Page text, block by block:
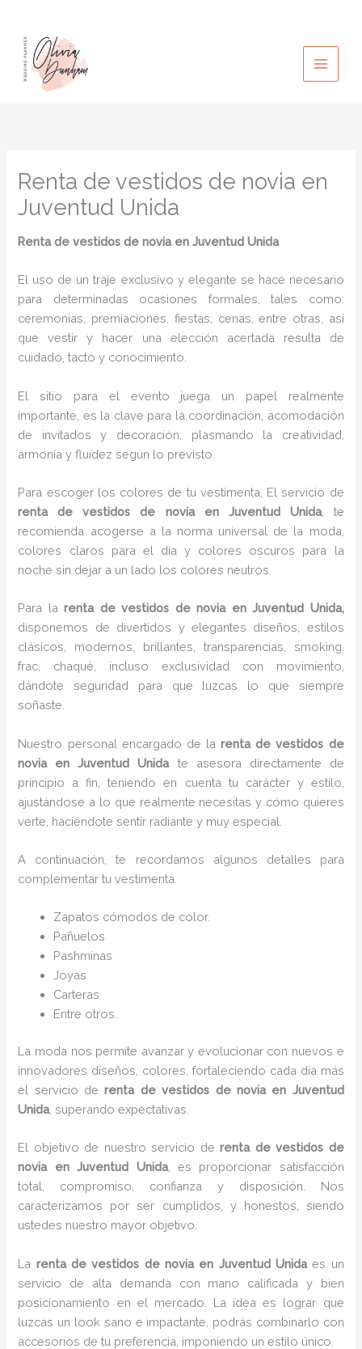
contenido
Renta de vestidos de novia en
Juventud Unida
Renta de vestidos de novia en Juventud Unida
El uso de un traje exclusivo y elegante se hace necesario
para determinadas ocasiones formales, tales como:
ceremonias, premiaciones, fiestas, cenas, entre otras, así
que vestir y hacer una elección acertada resulta de
cuidado, tacto y conocimiento.
El sitio para el evento juega un papel realmente
importante, es la clave para la coordinación, acomodación
de invitados y decoración, plasmando la creatividad,
armonía y fluidez según lo previsto.
Para escoger los colores de tu vestimenta, El servicio de
renta de vestidos de novia en Juventud Unida, te
recomienda acogerse a la norma universal de la moda,
colores claros para el día y colores oscuros para la
noche sin dejar a un lado los colores neutros.
Para larenta de vestidos de novia en Juventud Unida,
disponemos de divertidos y elegantes diseños, estilos
clásicos, modernos, brillantes, transparencias, smoking,
frac, chaqué, incluso exclusividad con movimiento,
dándote seguridad para que luzcas lo que siempre
soñaste.
Nuestro personal encargado de larenta de vestidos de
novia en Juventud Unidate asesora directamente de
principio a fin, teniendo en cuenta tu carácter y estilo,
ajustándose a lo que realmente necesitas y cómo quieres
verte, haciéndote sentir radiante y muy especial.
A continuación, te recordamos algunos detalles para
complementar tu vestimenta.
Zapatos cómodos de color.
Pañuelos
Pashminas
Joyas
Carteras
Entre otros.
La moda nos permite avanzar y evolucionar con nuevos e
innovadores diseños, colores, fortaleciendo cada día más
el servicio derenta de vestidos de novia en Juventud
Unida, superando expectativas.
El objetivo de nuestro servicio derenta de vestidos de
novia en Juventud Unida, es proporcionar satisfacción
total, compromiso, confianza y disposición. Nos
caracterizamos por ser cumplidos, y honestos, siendo
ustedes nuestro mayor objetivo.
La renta de vestidos de novia en Juventud Unidaes un
servicio de alta demanda con mano calificada y bien
posicionamiento en el mercado. La idea es lograr que
luzcas un look sano e impactante, podrás combinarlo con
accesorios de tu preferencia, imponiendo un estilo único.